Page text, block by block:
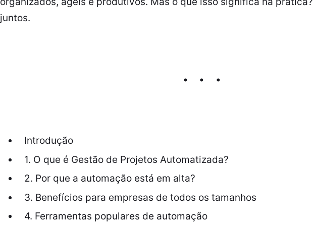
juntos.
Introdução
1. O que é Gestão de Projetos Automatizada?
2. Por que a automação está em alta?
3. Benefícios para empresas de todos os tamanhos
4. Ferramentas populares de automação